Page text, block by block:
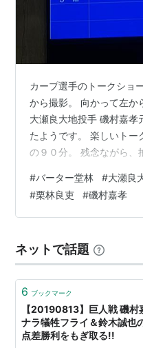
カープ選手のトークショ
から撮影。 向かって左か
大瀬良大地投手 磯村嘉孝
たようです。 楽しいトー
の９０分。 残念ながら、
ました。 ランキング参加
#バーター堂林 #大瀬良
#栗林良吏 #磯村嘉孝
ネットで話題
6 ブックマーク
【20190813】巨人戦 磯村
ナラ犠牲フライ＆鈴木誠也
点差勝利をもぎ取る!!